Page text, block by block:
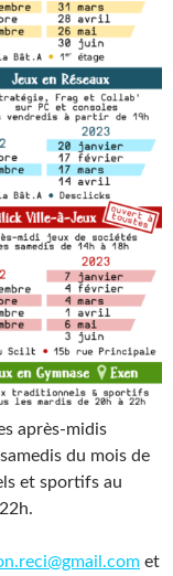
après-midis
du mois de
et sportifs au
et